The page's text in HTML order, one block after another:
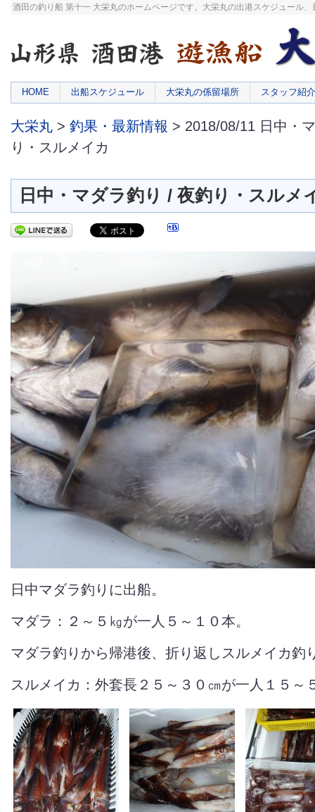
酒田の釣り船 第十一 大栄丸のホームページです。大栄丸の出港スケジュール
HOME 出船スケジュール 大栄丸の係留場所 スタッフ紹介
大栄丸 > 釣果・最新情報 > 2018/08/11 日中・
り・スルメイカ
日中・マダラ釣り / 夜釣り・スルメ
日中マダラ釣りに出船。
マダラ：２～５㎏が一人５～１０本。
マダラ釣りから帰港後、折り返しスルメイカ釣
スルメイカ：外套長２５～３０㎝が一人１５～